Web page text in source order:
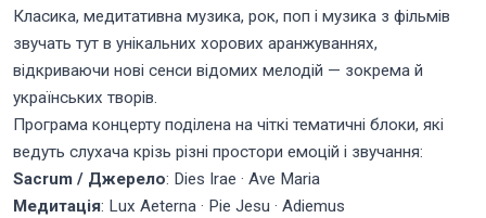
Класика, медитативна музика, рок, поп і музика з фільмів
звучать тут в унікальних хорових аранжуваннях,
відкриваючи нові сенси відомих мелодій — зокрема й
українських творів.
Програма концерту поділена на чіткі тематичні блоки, які
ведуть слухача крізь різні простори емоцій і звучання:
Sacrum / Джерело: Dies Irae · Ave Maria
Медитація: Lux Aeterna · Pie Jesu · Adiemus